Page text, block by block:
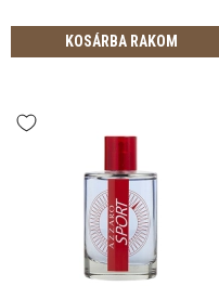
KOSÁRBA RAKOM